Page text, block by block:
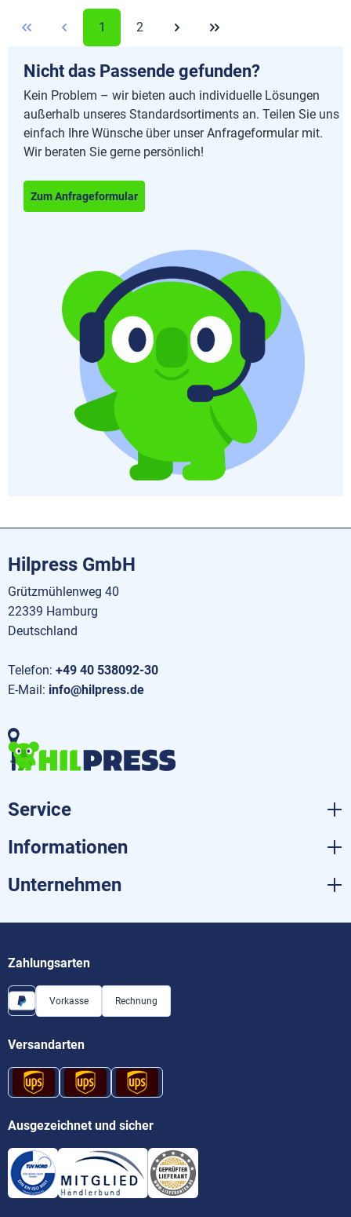
1 2
Nicht das Passende gefunden?
Kein Problem – wir bieten auch individuelle Lösungen
außerhalb unseres Standardsortiments an. Teilen Sie uns
einfach Ihre Wünsche über unser Anfrageformular mit.
Wir beraten Sie gerne persönlich!
Zum Anfrageformular
Hilpress GmbH
Grützmühlenweg 40
22339 Hamburg
Deutschland
Telefon: +49 40 538092-30
E-Mail: info@hilpress.de
Service
Informationen
Unternehmen
Zahlungsarten
Vorkasse Rechnung
Versandarten
Ausgezeichnet und sicher